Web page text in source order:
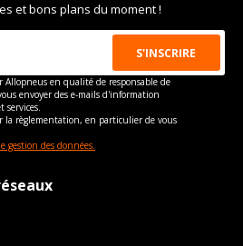
et bons plans du moment !
Allopneus en qualité de responsable de
envoyer des e-mails d'information
services.
la règlementation, en particulier de vous
gestion des données.